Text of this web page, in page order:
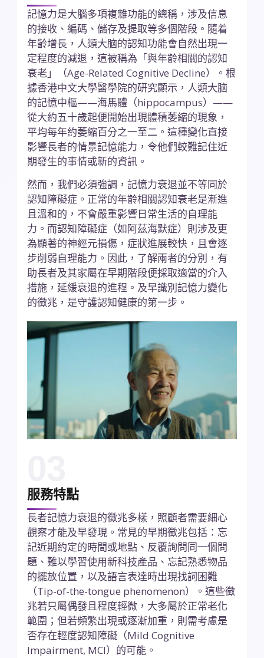
記憶力是大腦多項複雜功能的總稱，涉及信息
的接收、編碼、儲存及提取等多個階段。隨着
年齡增長，人類大脑的認知功能會自然出現一
定程度的減退，這被稱為「與年齡相關的認知
衰老」（Age-Related Cognitive Decline）。根
據香港中文大學醫學院的研究顯示，人類大脑
的記憶中樞——海馬體（hippocampus）——
從大約五十歲起便開始出現體積萎縮的現象，
平均每年約萎縮百分之一至二。這種變化直接
影響長者的情景記憶能力，令他們較難記住近
期發生的事情或新的資訊。
然而，我們必須強調，記憶力衰退並不等同於
認知障礙症。正常的年齡相關認知衰老是漸進
且溫和的，不會嚴重影響日常生活的自理能
力。而認知障礙症（如阿茲海默症）則涉及更
為顯著的神經元損傷，症狀進展較快，且會逐
步削弱自理能力。因此，了解兩者的分別，有
助長者及其家屬在早期階段便採取適當的介入
措施，延緩衰退的進程。及早識別記憶力變化
的徵兆，是守護認知健康的第一步。
服務特點
長者記憶力衰退的徵兆多樣，照顧者需要細心
觀察才能及早發現。常見的早期徵兆包括：忘
記近期約定的時間或地點、反覆詢問同一個問
題、難以學習使用新科技產品、忘記熟悉物品
的擺放位置，以及語言表達時出現找詞困難
（Tip-of-the-tongue phenomenon）。這些徵
兆若只屬偶發且程度輕微，大多屬於正常老化
範圍；但若頻繁出現或逐漸加重，則需考慮是
否存在輕度認知障礙（Mild Cognitive
Impairment, MCI）的可能。